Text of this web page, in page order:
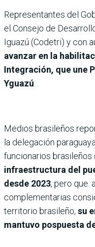
Representantes del
el Consejo de
Iguazú (Codetri) y con
avanzar en la
Integración, que une
Yguazú
Medios brasileños
la delegación
funcionarios brasileños
infraestructura del
desde 2023, pero que.
complementarias
territorio brasileño, su
mantuvo pospuesta